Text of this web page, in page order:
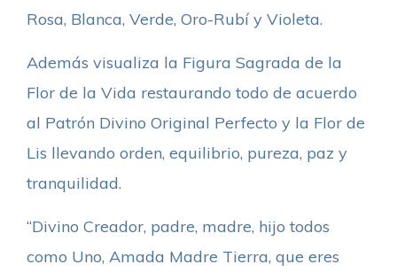
Rosa, Blanca, Verde, Oro-Rubí y Violeta.
Además visualiza la Figura Sagrada de la
Flor de la Vida restaurando todo de acuerdo
al Patrón Divino Original Perfecto y la Flor de
Lis llevando orden, equilibrio, pureza, paz y
tranquilidad.
“Divino Creador, padre, madre, hijo todos
como Uno, Amada Madre Tierra, que eres